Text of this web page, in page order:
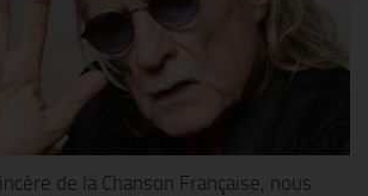
de la Chanson Française, nous